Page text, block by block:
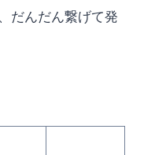
だんだん繋げて発